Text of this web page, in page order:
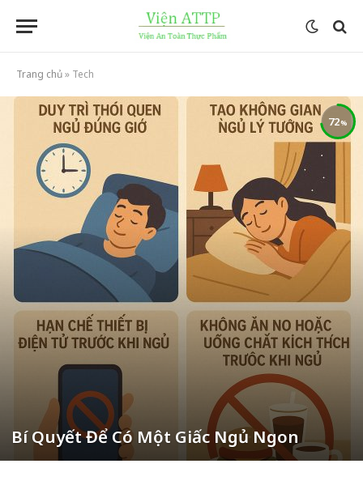
Trang chủ» Tech
72
Bí Quyết Để Có Một Giấc Ngủ Ngon